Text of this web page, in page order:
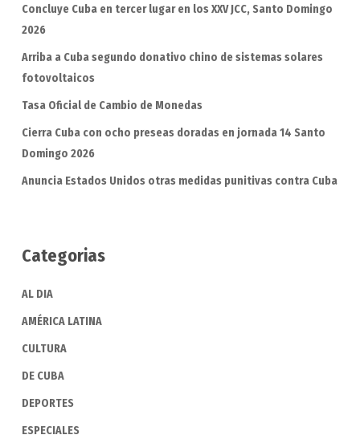
Concluye Cuba en tercer lugar en los XXV JCC, Santo Domingo
2026
Arriba a Cuba segundo donativo chino de sistemas solares
fotovoltaicos
Tasa Oficial de Cambio de Monedas
Cierra Cuba con ocho preseas doradas en jornada 14 Santo
Domingo 2026
Anuncia Estados Unidos otras medidas punitivas contra Cuba
Categorias
AL DIA
AMÉRICA LATINA
CULTURA
DE CUBA
DEPORTES
ESPECIALES